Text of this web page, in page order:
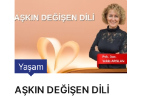
AŞKIN DEĞİŞEN DİLİ
Yaşam